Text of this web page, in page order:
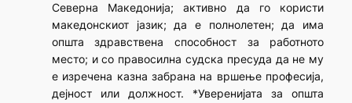
Северна Македонија; активно да го користи
македонскиот јазик; да е полнолетен; да има
општа здравствена способност за работното
место; и со правосилна судска пресуда да не му
е изречена казна забрана на вршење професија,
дејност или должност. *Уверенијата за општа